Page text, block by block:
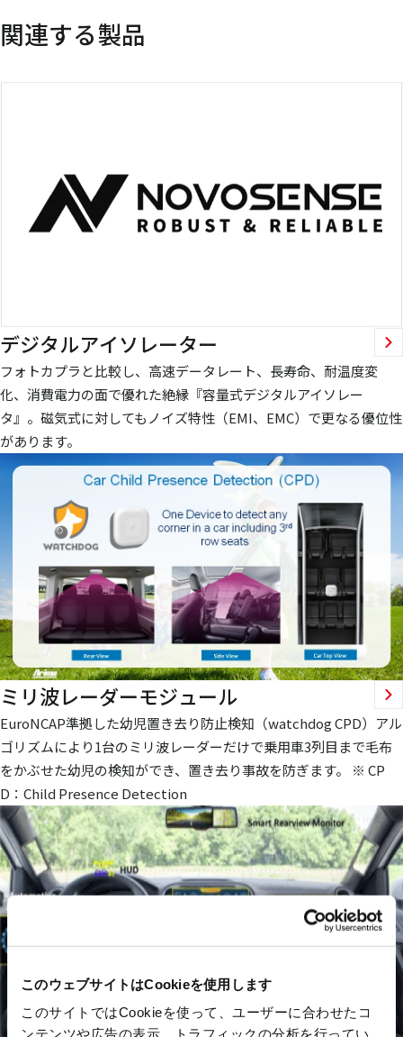
このウェブサイトはCookieを使用します
このサイトではCookieを使って、ユーザーに合わせたコ
ンテンツや広告の表示、トラフィックの分析を行ってい
関連する製品
デジタルアイソレーター
フォトカプラと比較し、高速データレート、長寿命、耐温度変
化、消費電力の面で優れた絶縁『容量式デジタルアイソレー
タ』。磁気式に対してもノイズ特性（EMI、EMC）で更なる優位性
があります。
ミリ波レーダーモジュール
EuroNCAP準拠した幼児置き去り防止検知（watchdog CPD）アル
ゴリズムにより1台のミリ波レーダーだけで乗用車3列目まで毛布
をかぶせた幼児の検知ができ、置き去り事故を防ぎます。 ※ CP
D：Child Presence Detection